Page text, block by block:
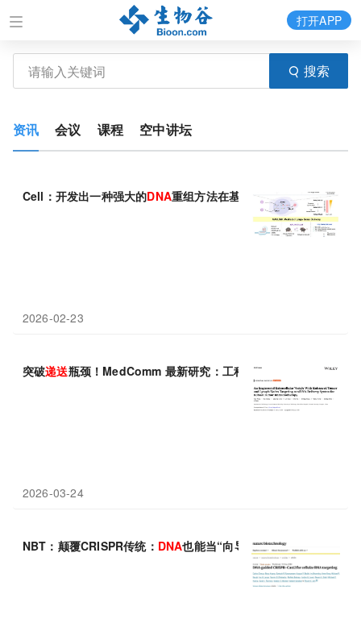
搜索
打开APP
资讯 会议 课程 空中讲坛
Cell：开发出一种强大的DNA重组方法在基因治疗中用于较大的基
2026-02-23
突破递送瓶颈！MedComm 最新研究：工程化细胞外囊泡双靶向
2026-03-24
NBT：颠覆CRISPR传统： DNA也能当“向导”，ΨDNA实现RNA靶